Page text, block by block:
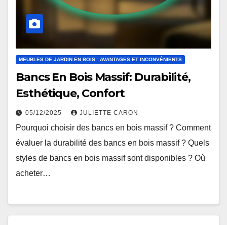
MEUBLES DE JARDIN EN BOIS : AVANTAGES ET INCONVÉNIENTS
Bancs En Bois Massif: Durabilité,
Esthétique, Confort
05/12/2025 JULIETTE CARON
Pourquoi choisir des bancs en bois massif ? Comment
évaluer la durabilité des bancs en bois massif ? Quels
styles de bancs en bois massif sont disponibles ? Où
acheter…